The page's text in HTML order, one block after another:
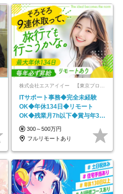
ITサポート事務◆完全未経験
OK◆年休134日◆リモート
OK◆残業月7h以下◆賞与年3回
◆5年目まで必ず昇給
300～500万円
フルリモートあり